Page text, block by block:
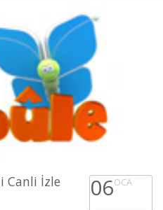
Canli İzle 06OCA